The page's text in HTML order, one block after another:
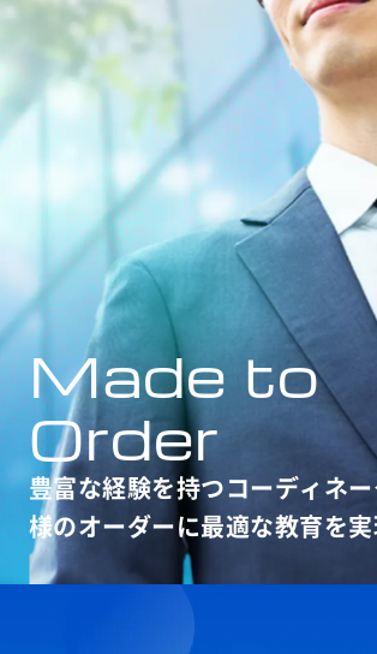
Made to
Order
豊富な経験を持つコーディネ
様のオーダーに最適な教育を